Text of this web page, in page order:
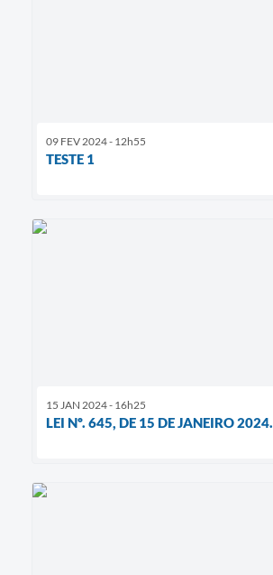
09 FEV 2024 - 12h55
TESTE 1
15 JAN 2024 - 16h25
LEI Nº. 645, DE 15 DE JANEIRO 2024.